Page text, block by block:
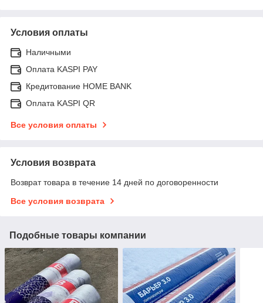
Условия оплаты
Наличными
Оплата KASPI PAY
Кредитование HOME BANK
Оплата KASPI QR
Все условия оплаты
Условия возврата
Возврат товара в течение 14 дней по договоренности
Все условия возврата
Подобные товары компании